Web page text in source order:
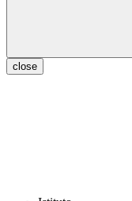
close